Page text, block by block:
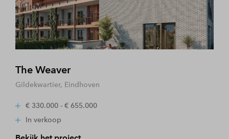
The Weaver
Gildekwartier, Eindhoven
€ 330.000 - € 655.000
In verkoop